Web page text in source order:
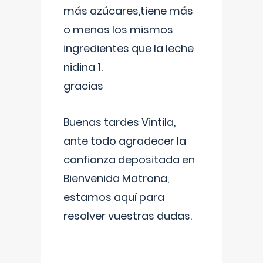
más azúcares,tiene más
o menos los mismos
ingredientes que la leche
nidina 1.
gracias
Buenas tardes Vintila,
ante todo agradecer la
confianza depositada en
Bienvenida Matrona,
estamos aquí para
resolver vuestras dudas.